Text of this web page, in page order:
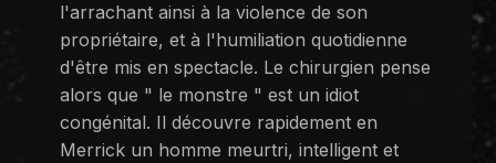
l'arrachant ainsi à la violence de son
propriétaire, et à l'humiliation quotidienne
d'être mis en spectacle. Le chirurgien pense
alors que " le monstre " est un idiot
congénital. Il découvre rapidement en
Merrick un homme meurtri, intelligent et